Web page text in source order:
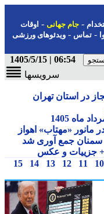
- جام جهانی-اوقات
-ویدئوهای ورزشی
06:54 | 1405/5/15
سرویسها
و عکس
11
12
13
14
15